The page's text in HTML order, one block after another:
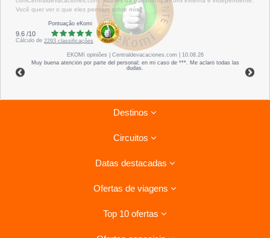
Você quer ver o que eles pensam sobre nós?
Pontuação eKomi
9.6 /10
Cálculo de 2293 classificações
EKOMI opiniões
| Centraldevacaciones.com | 10.08.26
Muy buena atención por parte del personal; en mi caso de ***. Me aclaró todas las
dudas.
Destinos
Riviera Maya
Tenerife
Lanzarote
Circuitos
Circuitos Havana - Varadero
Circuitos por Itália
Circuitos por Espanha
Datas destacadas
Oferta para o verão
Ofertas feriado 1 de Maio
Ofertas viagens Fim de Ano
Ofertas de viagens
Viagens ao Cuba
Top 10 ofertas